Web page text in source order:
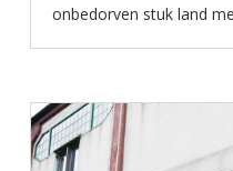
onbedorven stuk land